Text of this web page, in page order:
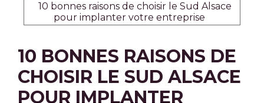
10 bonnes raisons de choisir le Sud Alsace
pour implanter votre entreprise
10 BONNES RAISONS DE
CHOISIR LE SUD ALSACE
POUR IMPLANTER